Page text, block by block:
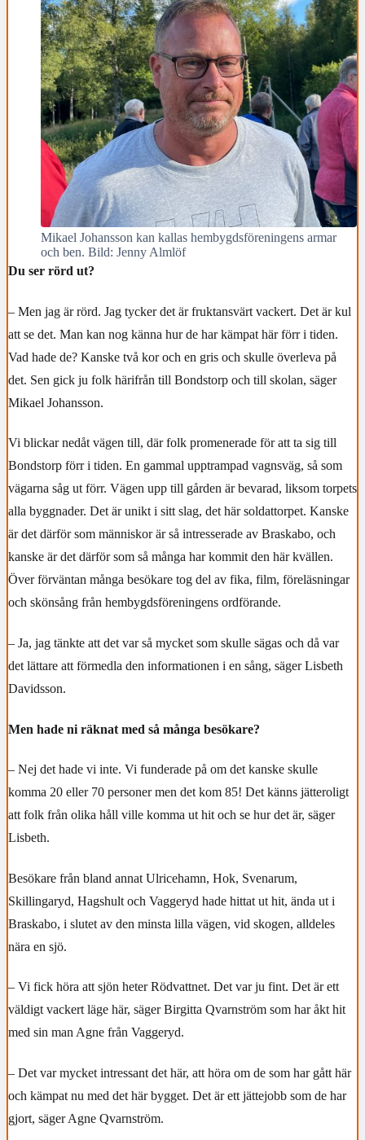
Mikael Johansson kan kallas hembygdsföreningens armar
och ben. Bild: Jenny Almlöf
Du ser rörd ut?
– Men jag är rörd. Jag tycker det är fruktansvärt vackert. Det är kul
att se det. Man kan nog känna hur de har kämpat här förr i tiden.
Vad hade de? Kanske två kor och en gris och skulle överleva på
det. Sen gick ju folk härifrån till Bondstorp och till skolan, säger
Mikael Johansson.
Vi blickar nedåt vägen till, där folk promenerade för att ta sig till
Bondstorp förr i tiden. En gammal upptrampad vagnsväg, så som
vägarna såg ut förr. Vägen upp till gården är bevarad, liksom torpets
alla byggnader. Det är unikt i sitt slag, det här soldattorpet. Kanske
är det därför som människor är så intresserade av Braskabo, och
kanske är det därför som så många har kommit den här kvällen.
Över förväntan många besökare tog del av fika, film, föreläsningar
och skönsång från hembygdsföreningens ordförande.
– Ja, jag tänkte att det var så mycket som skulle sägas och då var
det lättare att förmedla den informationen i en sång, säger Lisbeth
Davidsson.
Men hade ni räknat med så många besökare?
– Nej det hade vi inte. Vi funderade på om det kanske skulle
komma 20 eller 70 personer men det kom 85! Det känns jätteroligt
att folk från olika håll ville komma ut hit och se hur det är, säger
Lisbeth.
Besökare från bland annat Ulricehamn, Hok, Svenarum,
Skillingaryd, Hagshult och Vaggeryd hade hittat ut hit, ända ut i
Braskabo, i slutet av den minsta lilla vägen, vid skogen, alldeles
nära en sjö.
– Vi fick höra att sjön heter Rödvattnet. Det var ju fint. Det är ett
väldigt vackert läge här, säger Birgitta Qvarnström som har åkt hit
med sin man Agne från Vaggeryd.
– Det var mycket intressant det här, att höra om de som har gått här
och kämpat nu med det här bygget. Det är ett jättejobb som de har
gjort, säger Agne Qvarnström.